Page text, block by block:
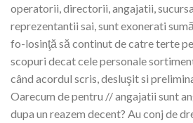
operatorii, directorii, angajatii,
reprezentantii sai, sunt exonerati
fo-losinţă să continut de catre terte
scopuri decat cele personale
când acordul scris, desluşit si
Oarecum de pentru // angajatii sunt
dupa un reazem decent? Au conj de